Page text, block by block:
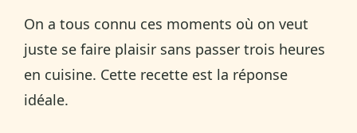
On a tous connu ces moments où on veut
juste se faire plaisir sans passer trois heures
en cuisine. Cette recette est la réponse
idéale.